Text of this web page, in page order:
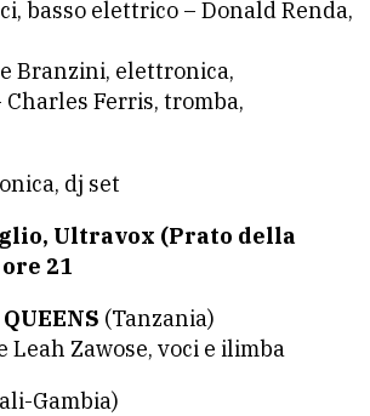
basso elettrico – Donald Renda,
Branzini, elettronica,
Ferris, tromba,
dj set
Ultravox (Prato della
21
(Tanzania)
Leah Zawose, voci e ilimba
Gambia)